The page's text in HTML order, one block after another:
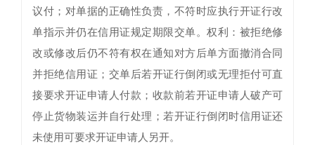
议付；对单据的正确性负责，不符时应执行开证行改
单指示并仍在信用证规定期限交单。权利：被拒绝修
改或修改后仍不符有权在通知对方后单方面撤消合同
并拒绝信用证；交单后若开证行倒闭或无理拒付可直
接要求开证申请人付款；收款前若开证申请人破产可
停止货物装运并自行处理；若开证行倒闭时信用证还
未使用可要求开证申请人另开。